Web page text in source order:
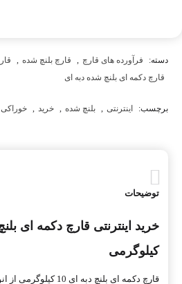
دسته: فرآورده های قارچ , قارچ بلنچ شده ,
قارچ دکمه ای بلنچ شده دبه ای
برچسب: اینترنتی , بلنچ شده , خرید , خوراکی
توضیحات
کیلوگرمی
قارچ دکمه ای بلنچ دبه